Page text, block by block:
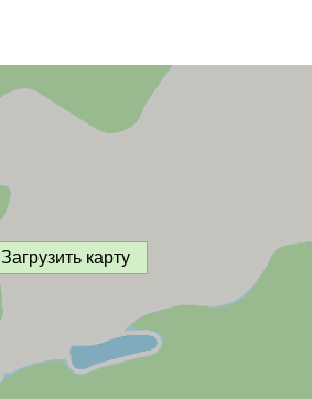
Загрузить карту